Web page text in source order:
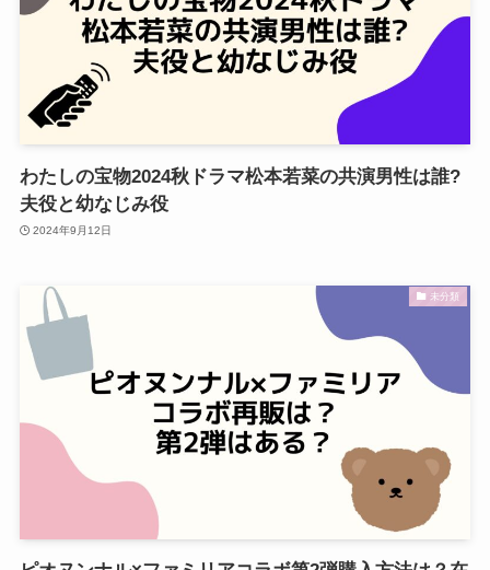
わたしの宝物2024秋ドラマ松本若菜の共演男性は誰?
夫役と幼なじみ役
2024年9月12日
未分類